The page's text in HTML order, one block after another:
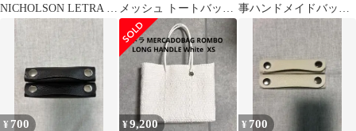
NICHOLSON LETRA バ
メッシュ トートバッグ
シースルー チュール パ
ープル
事ハンドメイドバッグ
チロリアン伝統南米雑
¥ 700 ¥9,200 ¥ 700